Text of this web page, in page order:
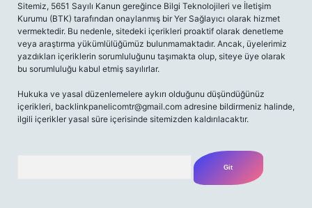
Sitemiz, 5651 Sayılı Kanun gereğince Bilgi Teknolojileri ve İletişim
Kurumu (BTK) tarafından onaylanmış bir Yer Sağlayıcı olarak hizmet
vermektedir. Bu nedenle, sitedeki içerikleri proaktif olarak denetleme
veya araştırma yükümlülüğümüz bulunmamaktadır. Ancak, üyelerimiz
yazdıkları içeriklerin sorumluluğunu taşımakta olup, siteye üye olarak
bu sorumluluğu kabul etmiş sayılırlar.
Hukuka ve yasal düzenlemelere aykırı olduğunu düşündüğünüz
içerikleri, backlinkpanelicomtr@gmail.com adresine bildirmeniz halinde,
ilgili içerikler yasal süre içerisinde sitemizden kaldırılacaktır.